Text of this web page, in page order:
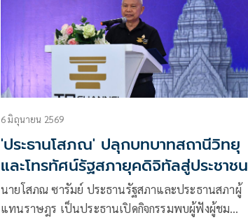
6 มิถุนายน 2569
'ประธานโสภณ' ปลุกบทบาทสถานีวิทยุ
และโทรทัศน์รัฐสภายุคดิจิทัลสู่ประชาชน
ทั่วประเทศ เดินหน้าสร้างรัฐสภาเป็นที่พึ่ง
ประชาชน เชื่อมคนรุ่นใหม่สู่ประชาธิปไตย
นายโสภณ ซารัมย์ ประธานรัฐสภาและประธานสภาผู้
แทนราษฎร เป็นประธานเปิดกิจกรรมพบผู้ฟังผู้ชม